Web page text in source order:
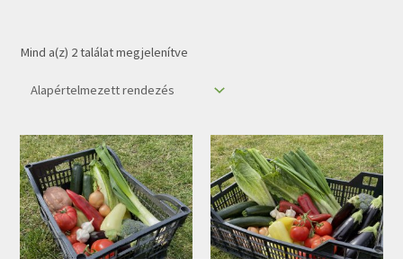
Mind a(z) 2 találat megjelenítve